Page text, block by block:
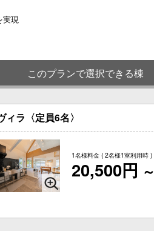
実現
このプランで選択できる棟
ィラ〈定員6名〉
1名様料金 ( 2名様1室利用時 )
20,500円 ～